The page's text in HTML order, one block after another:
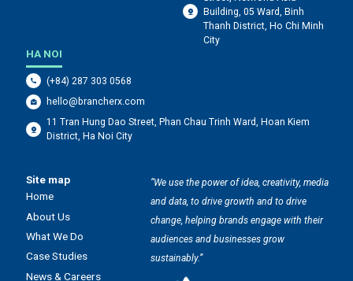
Building, 05 Ward, Binh
Thanh District, Ho Chi Minh
City
HA NOI
(+84) 287 303 0568
hello@brancherx.com
11 Tran Hung Dao Street, Phan Chau Trinh Ward, Hoan Kiem
District, Ha Noi City
Site map
Home
About Us
What We Do
Case Studies
News & Careers
“We use the power of idea, creativity, media
and data, to drive growth and to drive
change, helping brands engage with their
audiences and businesses grow
sustainably.”